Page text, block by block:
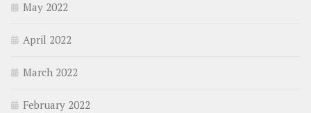
May 2022
April 2022
March 2022
February 2022